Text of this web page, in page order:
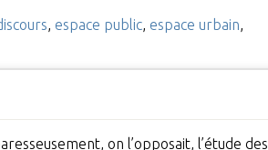
espace public, espace urbain
on l’opposait, l’étude des